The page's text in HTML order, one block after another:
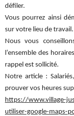
défiler.
Vous pourrez ainsi
sur votre lieu de travail.
Nous vous
l’ensemble des
rappel est sollicité.
Notre article :
prouver vos heures
https://www.village-
utiliser-google-maps-